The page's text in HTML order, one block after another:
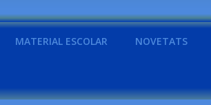
MATERIAL ESCOLAR NOVETATS